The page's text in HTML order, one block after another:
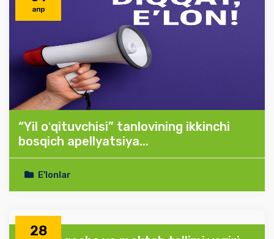
апр
“Yil oʻqituvchisi” tanlovining ikkinchi
bosqich apellyatsiya...
E'lonlar
28